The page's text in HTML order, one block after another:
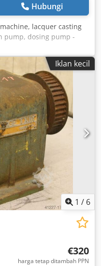
Hubungi
lacquer casting
pump, dosing pump -
4 - Speed: 800 - 1820
Power: 1.1 kW -
43 kg Codpfefv H
Iklan kecil
1 / 6
€320
harga tetap ditambah PPN